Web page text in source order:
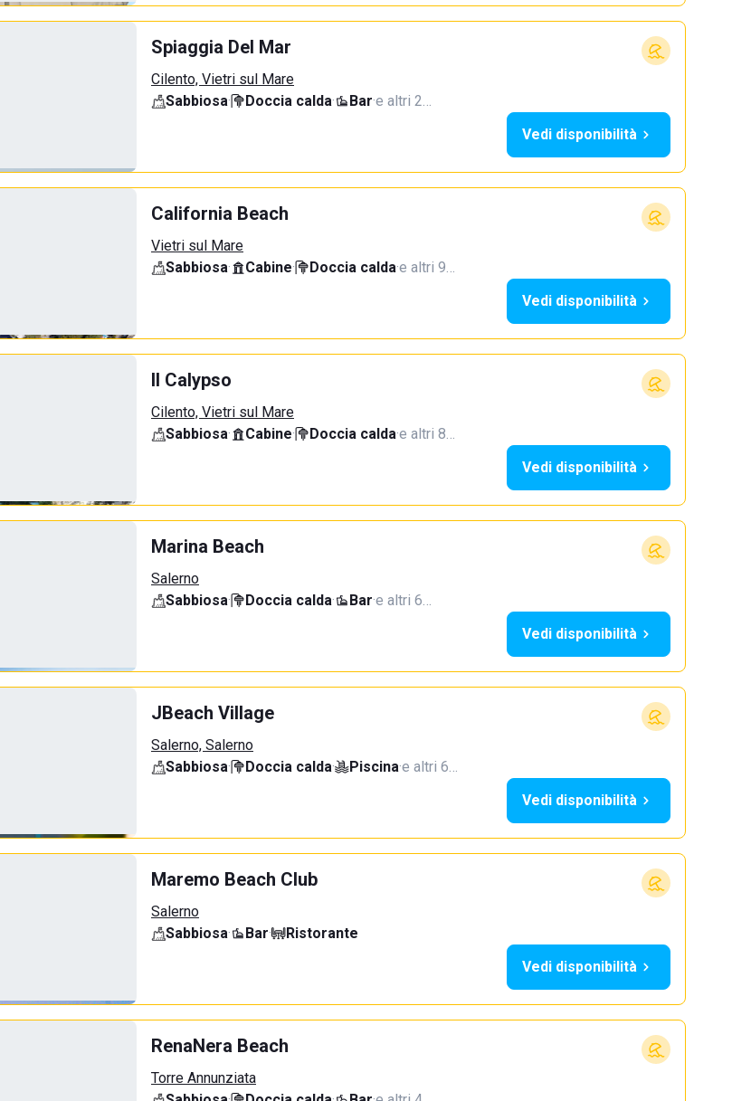
Spiaggia Del Mar
Cilento, Vietri sul Mare
Sabbiosa· Doccia calda· Bar·e altri 2…
Vedi disponibilità
California Beach
Vietri sul Mare
Sabbiosa· Cabine· Doccia calda·e altri 9…
Vedi disponibilità
Il Calypso
Cilento, Vietri sul Mare
Sabbiosa· Cabine· Doccia calda·e altri 8…
Vedi disponibilità
Marina Beach
Salerno
Sabbiosa· Doccia calda· Bar·e altri 6…
Vedi disponibilità
JBeach Village
Salerno, Salerno
Sabbiosa· Doccia calda· Piscina·e altri 6…
Vedi disponibilità
Maremo Beach Club
Salerno
Sabbiosa· Bar·
Ristorante
Vedi disponibilità
RenaNera Beach
Torre Annunziata